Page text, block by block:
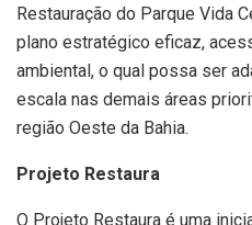
Restauração do Parque Vida
plano estratégico eficaz,
ambiental, o qual possa ser
escala nas demais áreas
região Oeste da Bahia.
Projeto Restaura
O Projeto Restaura é uma